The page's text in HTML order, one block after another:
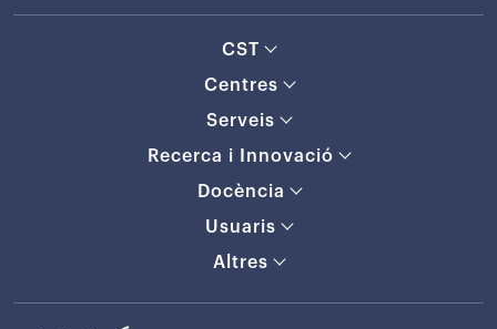
CST
Centres
Serveis
Recerca i Innovació
Docència
Usuaris
Altres